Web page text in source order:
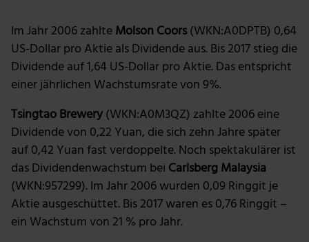
Im Jahr 2006 zahlteMolson Coors(WKN:A0DPTB) 0,64
US-Dollar pro Aktie als Dividende aus. Bis 2017 stieg die
Dividende auf 1,64 US-Dollar pro Aktie. Das entspricht
einer jährlichen Wachstumsrate von 9%.
Tsingtao Brewery(WKN:A0M3QZ) zahlte 2006 eine
Dividende von 0,22 Yuan, die sich zehn Jahre später
auf 0,42 Yuan fast verdoppelte. Noch spektakulärer ist
das Dividendenwachstum bei Carlsberg Malaysia
(WKN:957299). Im Jahr 2006 wurden 0,09 Ringgit je
Aktie ausgeschüttet. Bis 2017 waren es 0,76 Ringgit –
ein Wachstum von 21 % pro Jahr.